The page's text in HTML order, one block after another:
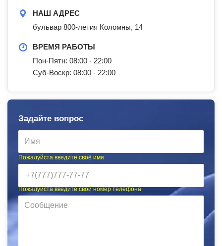
НАШ АДРЕС
бульвар 800-летия Коломны, 14
ВРЕМЯ РАБОТЫ
Пон-Пятн: 08:00 - 22:00
Суб-Воскр: 08:00 - 22:00
Задайте вопрос
Пожалуйста введите своё имя
Пожалуйста введите свой номер телефона